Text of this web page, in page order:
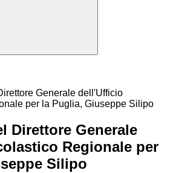
Generale dell'Ufficio
per la Puglia, Giuseppe Silipo
Direttore Generale
Regionale per
Silipo